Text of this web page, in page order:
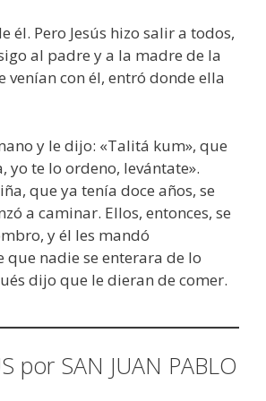
él. Pero Jesús hizo salir a todos,
al padre y a la madre de la
venían con él, entró donde ella
y le dijo: «Talitá kum», que
yo te lo ordeno, levántate».
que ya tenía doce años, se
a caminar. Ellos, entonces, se
y él les mandó
que nadie se enterara de lo
dijo que le dieran de comer.
por SAN JUAN PABLO